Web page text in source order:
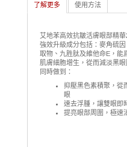
了解更多 使用方法
艾地苯高效抗皺活膚眼部精
強效升級成分包括：麥角硫
取物、九胜肽及維他命E，能
肌膚細胞增生，從而減淡黑
同時做到：
抑壓黑色素積聚，從
眼
速去浮腫，讓雙眼即
提亮眼部周圍，極速